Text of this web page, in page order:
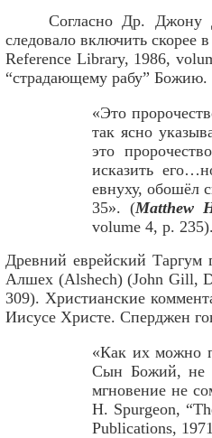
Согласно Др. Джону
следовало включить скорее
Reference Library, 1986,
“страдающему рабу”
«Это
так ясно
это
исказить
евнуху, обошёл
35». (Matthew
volume 4, p. 235).
Древний еврейский Таргум
Алшех (Alshech) (John Gill,
309). Христианские
Иисусе Христе. Сперджен
«Как их можно
Сын Божий, не
мгновение не
H. Spurgeon,
Publications,